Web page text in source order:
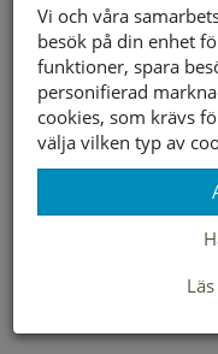
Butik
40
LEVERANS
Vi och våra
besök på din enhet
funktioner, spara
personifierad
cookies, som krävs
välja vilken typ av